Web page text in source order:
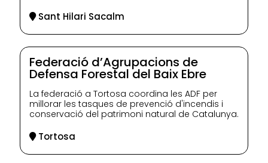
Sant Hilari Sacalm
Federació d’Agrupacions de
Defensa Forestal del Baix Ebre
La federació a Tortosa coordina les ADF per
millorar les tasques de prevenció d'incendis i
conservació del patrimoni natural de Catalunya.
Tortosa